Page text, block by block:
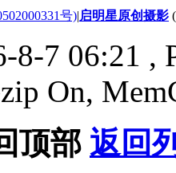
号)|启明星原创摄影
8-7 06:21 ,
On,
顶部 返回